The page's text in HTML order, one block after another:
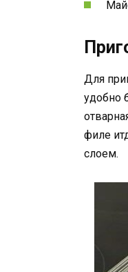
Для
удобно
филе
слоем.